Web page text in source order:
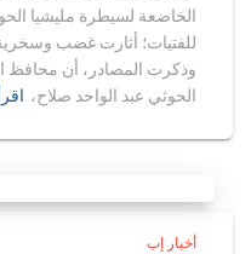
الخاضعة لسيطرة مليشيا
للفتيات؛ أثارت غضب
وذكرت المصادر، أن محافظ
الحوثي عبد الواحد صلاح،
أخبار إب